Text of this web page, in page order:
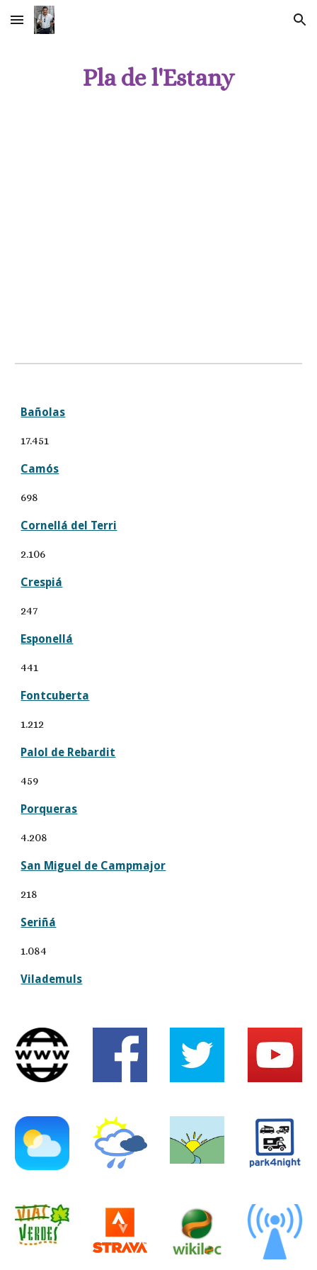
Skip to main content Skip to navigation
Pla de l'Estany
Bañolas
17.451
Camós
698
Cornellá del Terri
2.106
Crespiá
247
Esponellá
441
Fontcuberta
1.212
Palol de Rebardit
459
Porqueras
4.208
San Miguel de Campmajor
218
Seriñá
1.084
Vilademuls